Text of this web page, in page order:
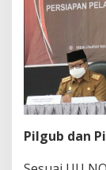
Pilgub dan